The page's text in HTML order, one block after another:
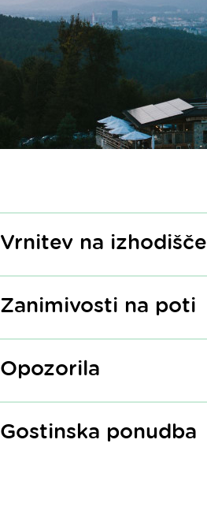
Vrnitev na izhodišče
Zanimivosti na poti
Opozorila
Gostinska ponudba